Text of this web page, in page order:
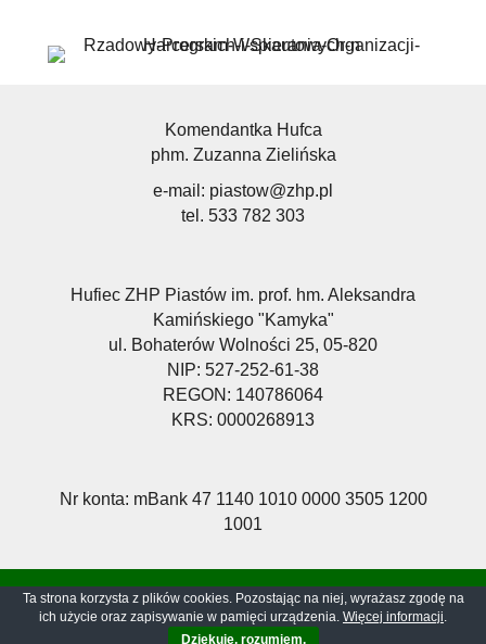
Komendantka Hufca
phm. Zuzanna Zielińska
e-mail: piastow@zhp.pl
tel. 533 782 303
Hufiec ZHP Piastów im. prof. hm. Aleksandra
Kamińskiego "Kamyka"
ul. Bohaterów Wolności 25, 05-820
NIP: 527-252-61-38
REGON: 140786064
KRS: 0000268913
Nr konta: mBank 47 1140 1010 0000 3505 1200
1001
Polityka prywatności
Realizacja i projekt strony:
Ta strona korzysta z plików cookies. Pozostając na niej, wyrażasz zgodę na
ich użycie oraz zapisywanie w pamięci urządzenia. Więcej informacji.
Dziękuję, rozumiem.